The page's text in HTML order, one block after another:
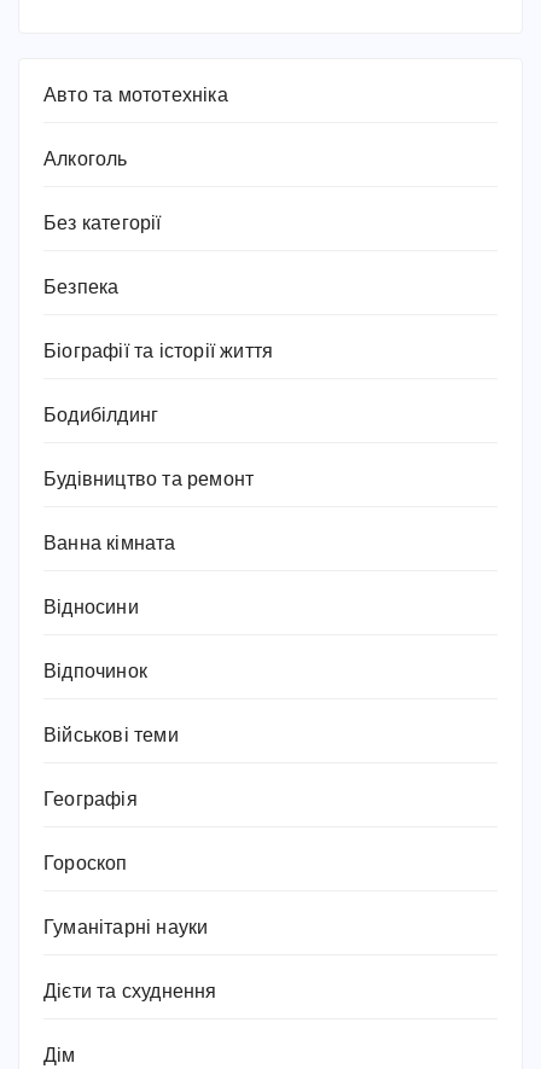
Авто та мототехніка
Алкоголь
Без категорії
Безпека
Біографії та історії життя
Бодибілдинг
Будівництво та ремонт
Ванна кімната
Відносини
Відпочинок
Військові теми
Географія
Гороскоп
Гуманітарні науки
Дієти та схуднення
Дім